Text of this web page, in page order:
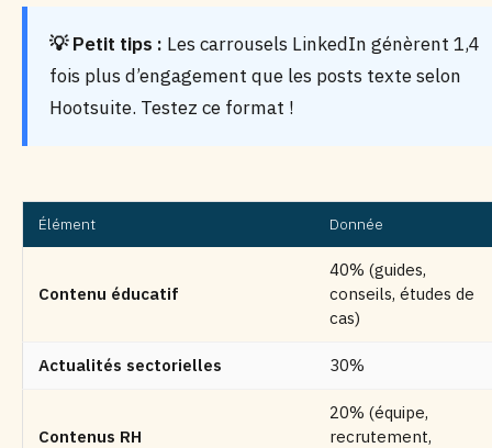
💡 Petit tips : Les carrousels LinkedIn génèrent 1,4
fois plus d’engagement que les posts texte selon
Hootsuite. Testez ce format !
Élément Donnée
Contenu éducatif
40% (guides,
conseils, études de
cas)
Actualités sectorielles 30%
Contenus RH
20% (équipe,
recrutement,